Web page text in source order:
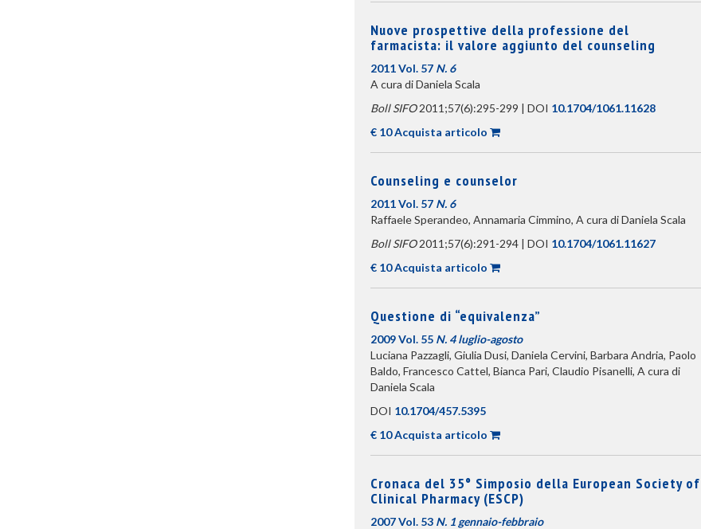
Nuove prospettive della professione del
farmacista: il valore aggiunto del counseling
2011 Vol. 57 N. 6
A cura di Daniela Scala
Boll SIFO2011;57(6):295-299 | DOI 10.1704/1061.11628
€ 10 Acquista articolo
Counseling e counselor
2011 Vol. 57 N. 6
Raffaele Sperandeo, Annamaria Cimmino, A cura di Daniela Scala
Boll SIFO2011;57(6):291-294 | DOI 10.1704/1061.11627
€ 10 Acquista articolo
Questione di “equivalenza”
2009 Vol. 55 N. 4 luglio-agosto
Luciana Pazzagli, Giulia Dusi, Daniela Cervini, Barbara Andria, Paolo
Baldo, Francesco Cattel, Bianca Pari, Claudio Pisanelli, A cura di
Daniela Scala
DOI 10.1704/457.5395
€ 10 Acquista articolo
Cronaca del 35° Simposio della European Society of
Clinical Pharmacy (ESCP)
2007 Vol. 53 N. 1 gennaio-febbraio